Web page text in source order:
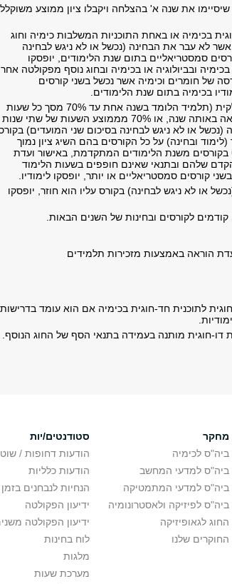
את שנה א' בהצלחה ויקבלו ציון ממוצע משוקלל
בכימיה או באחת התוכניות המשלבות כימיה וחוג
לא עבר את הבחינה (נכשל או לא ניגש לבחינה
סמסטריאליים בתום שנת הלימודים, יופסקו
ובביולוגיה או בכימיה ובחוג נוסף מפקולטה
של חומרים וכימיה אשר נכשל בשני קורסים
בכימיה בתום שנת הלימודים.
תלמיד הלומד תוכנית לימודים חלקית (תלמיד הלומד בשנה אחת עד 70% מסך כל שעות
הלימוד על פי תוכנית לימודים מלאה באותה שנה, או 70% מממוצע השעות של שתי שנות
או לא ניגש לבחינה בסיכום שני המועדים)
ובחינה) על כל הקורסים בהם השיג ציון נמוך
בקורסים משנת הלימודים המתקדמת, באישור ועדת
שלהם ובתנאי שאינם חופפים בשעות הלימוד
קורסים סמסטריאליים או יותר, יופסקו לימודיו.
או לא ניגש לבחינה) בקורס עליו הוא חוזר, יופסקו
לקורסים ובחינות של השנים הבאות.​
הוראה באמצעות מזכירות תלמידים
לתוכנית חד-חוגית בכימיה אם הוא עומד בדרישות
דו-חוגית מותנה בעמידה בתנאי הסף של החוג הנוסף.
מחקר
ביה"ס לכימיה
ביה"ס למדעי המחשב
ביה"ס למדעי המתמטיקה
ביה"ס לפיזיקה ולאסטרונומיה
החוג לגאופיזיקה
החוקרים שלנו
סטודנטים/יות
הודעות דחופות /
הודעות כלליות
הנחיות לנבחנים
ידיעון הפקולטה
ידיעון הפקולטה
לוח בחינות
מלגות
מערכת שעות